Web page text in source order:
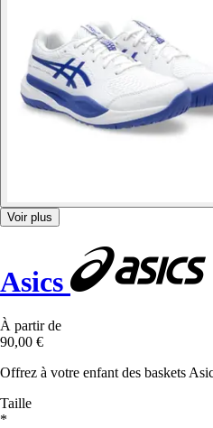
Voir plus
Asics
À partir de
90,00 €
Offrez à votre enfant des baskets
Taille
*